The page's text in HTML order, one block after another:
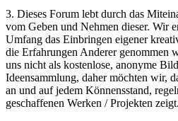
3. Dieses Forum lebt durch das
vom Geben und Nehmen dieser. Wir
Umfang das Einbringen eigener
die Erfahrungen Anderer genommen
uns nicht als kostenlose, anonyme
Ideensammlung, daher möchten wir,
an und auf jedem Könnensstand,
geschaffenen Werken / Projekten zeigt.